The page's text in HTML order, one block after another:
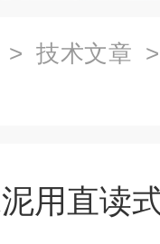
> 技术文章
用直读